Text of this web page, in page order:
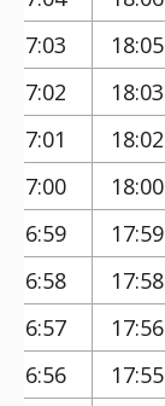
18:05
17:03
18:03
17:02
18:02
17:01
18:00
17:00
17:59
16:59
17:58
16:58
17:56
16:57
17:55
16:56